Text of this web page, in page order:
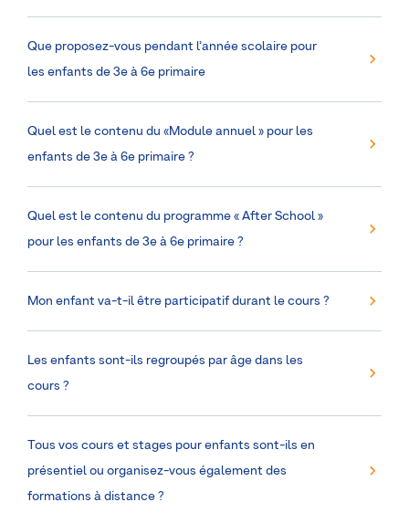
Que proposez-vous pendant l’année scolaire pour
les enfants de 3e à 6e primaire
Quel est le contenu du «Module annuel » pour les
enfants de 3e à 6e primaire ?
Quel est le contenu du programme « After School »
pour les enfants de 3e à 6e primaire ?
Mon enfant va-t-il être participatif durant le cours ?
Les enfants sont-ils regroupés par âge dans les
cours ?
Tous vos cours et stages pour enfants sont-ils en
présentiel ou organisez-vous également des
formations à distance ?